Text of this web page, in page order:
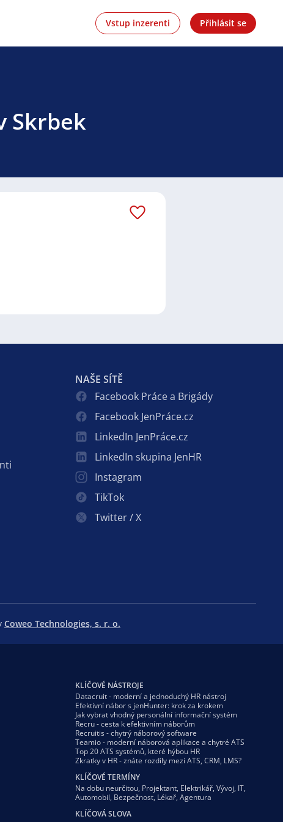
Vstup inzerenti Přihlásit se
Skrbek
NAŠE SÍTĚ
Facebook Práce a Brigády
Facebook JenPráce.cz
LinkedIn JenPráce.cz
LinkedIn skupina JenHR
Instagram
TikTok
Twitter / X
Coweo Technologies, s. r. o.
KLÍČOVÉ NÁSTROJE
Datacruit - moderní a jednoduchý HR nástroj
Efektivní nábor s jenHunter: krok za krokem
Jak vybrat vhodný personální informační systém
Recru - cesta k efektivním náborům
Recruitis - chytrý náborový software
Teamio - moderní náborová aplikace a chytré ATS
Top 20 ATS systémů, které hýbou HR
Zkratky v HR - znáte rozdíly mezi ATS, CRM, LMS?
KLÍČOVÉ TERMÍNY
Na dobu neurčitou, Projektant, Elektrikář, Vývoj, IT,
Automobil, Bezpečnost, Lékař, Agentura
KLÍČOVÁ SLOVA